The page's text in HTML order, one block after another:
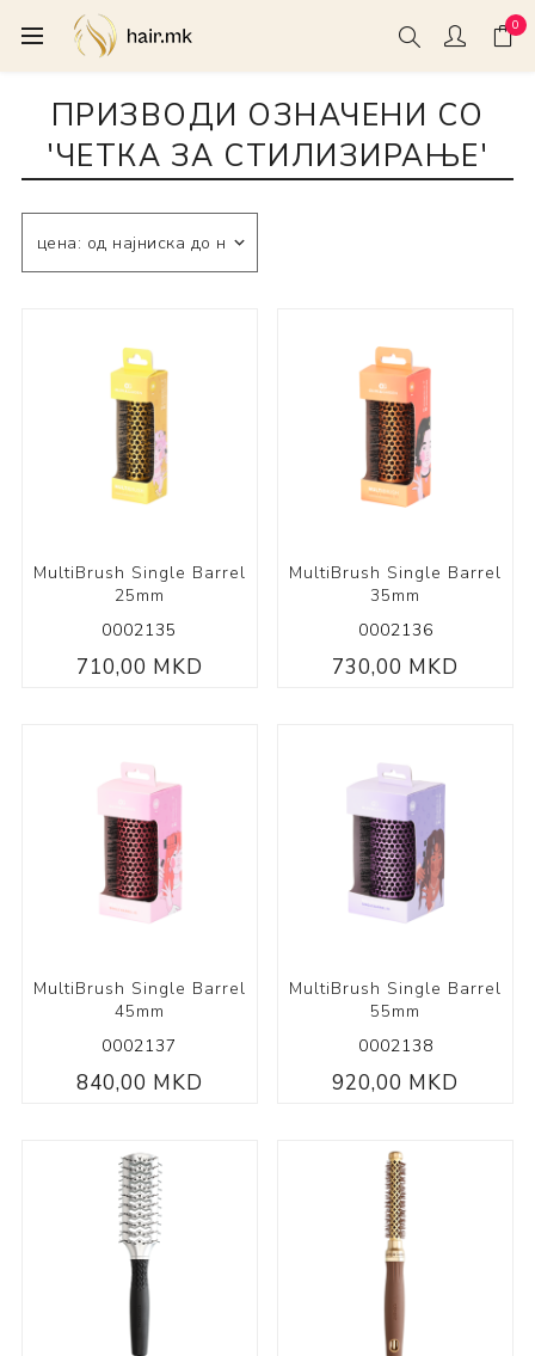
0
ПРИЗВОДИ ОЗНАЧЕНИ СО
'ЧЕТКА ЗА СТИЛИЗИРАЊЕ'
MultiBrush Single Barrel
25mm
0002135
710,00 MKD
MultiBrush Single Barrel
35mm
0002136
730,00 MKD
MultiBrush Single Barrel
45mm
0002137
840,00 MKD
MultiBrush Single Barrel
55mm
0002138
920,00 MKD